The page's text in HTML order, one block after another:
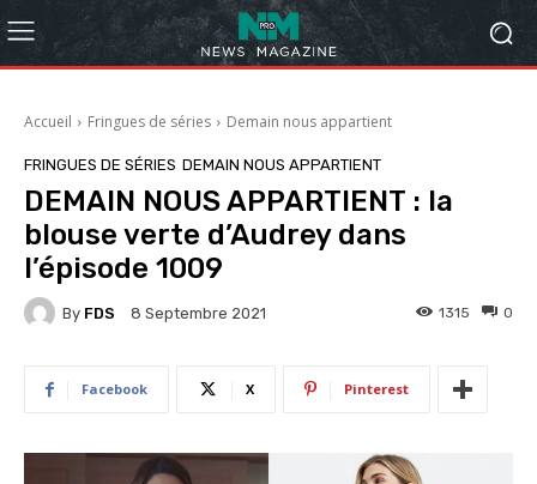
Accueil Fringues de séries Demain nous appartient
FRINGUES DE SÉRIES DEMAIN NOUS APPARTIENT
DEMAIN NOUS APPARTIENT : la
blouse verte d’Audrey dans
l’épisode 1009
By FDS 8 Septembre 2021 0
1315
Facebook X Pinterest